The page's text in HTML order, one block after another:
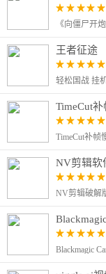
《向僵尸开
王者征途
轻松国战 挂
TimeCut
NV剪辑软